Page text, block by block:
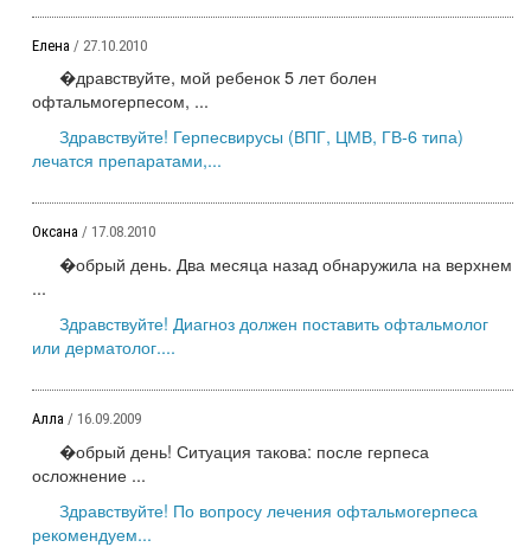
Елена / 27.10.2010
�дравствуйте, мой ребенок 5 лет болен
офтальмогерпесом, ...
Здравствуйте! Герпесвирусы (ВПГ, ЦМВ, ГВ-6 типа)
лечатся препаратами,...
Оксана / 17.08.2010
�обрый день. Два месяца назад обнаружила на верхнем
...
Здравствуйте! Диагноз должен поставить офтальмолог
или дерматолог....
Алла / 16.09.2009
�обрый день! Ситуация такова: после герпеса
осложнение ...
Здравствуйте! По вопросу лечения офтальмогерпеса
рекомендуем...